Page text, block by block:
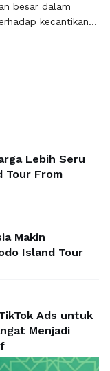
besar dalam
kecantikan
para pria semakin
Lebih Seru
Tour From
Makin
Island Tour
Ads untuk
Menjadi